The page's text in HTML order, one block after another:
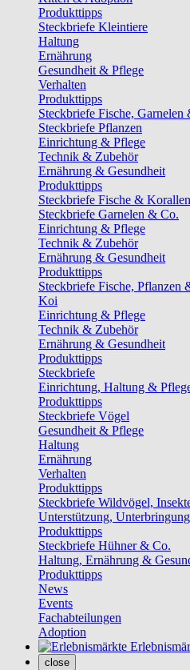
Produkttipps
Steckbriefe Kleintiere
Haltung
Ernährung
Gesundheit & Pflege
Verhalten
Produkttipps
Steckbriefe Fische, Garnelen
Steckbriefe Pflanzen
Einrichtung & Pflege
Technik & Zubehör
Ernährung & Gesundheit
Produkttipps
Steckbriefe Fische & Korallen
Steckbriefe Garnelen & Co.
Einrichtung & Pflege
Technik & Zubehör
Ernährung & Gesundheit
Produkttipps
Steckbriefe Fische, Pflanzen
Koi
Einrichtung & Pflege
Technik & Zubehör
Ernährung & Gesundheit
Produkttipps
Steckbriefe
Einrichtung, Haltung &
Produkttipps
Steckbriefe Vögel
Gesundheit & Pflege
Haltung
Ernährung
Verhalten
Produkttipps
Steckbriefe Wildvögel,
Unterstützung,
Produkttipps
Steckbriefe Hühner & Co.
Haltung, Ernährung &
Produkttipps
News
Events
Fachabteilungen
Adoption
close